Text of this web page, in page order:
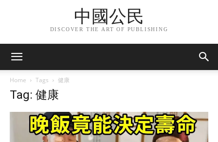
中國公民
DISCOVER THE ART OF PUBLISHING
Home Tags 健康
Tag: 健康